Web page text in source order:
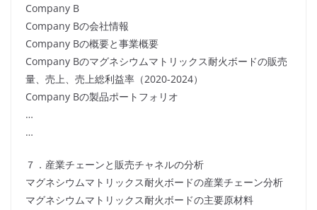
Company B
Company Bの会社情報
Company Bの概要と事業概要
Company Bのマグネシウムマトリックス耐火ボードの販売
量、売上、売上総利益率（2020-2024）
Company Bの製品ポートフォリオ
…
…
７．産業チェーンと販売チャネルの分析
マグネシウムマトリックス耐火ボードの産業チェーン分析
マグネシウムマトリックス耐火ボードの主要原材料